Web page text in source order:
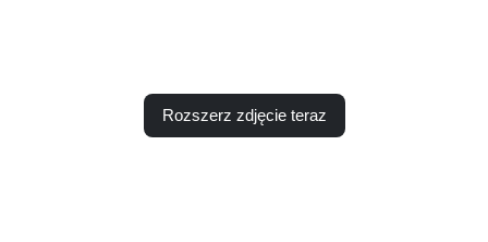
Rozszerz zdjęcie teraz